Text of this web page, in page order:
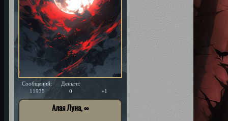
Сообщений:
11935
Деньги:
0
+1
Алая Луна, ∞